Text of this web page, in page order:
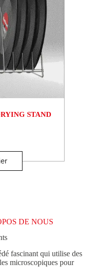
STAND
DE NOUS
fascinant qui utilise des
microscopiques pour